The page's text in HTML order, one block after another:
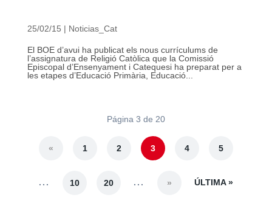
25/02/15 | Noticias_Cat
El BOE d’avui ha publicat els nous currículums de
l’assignatura de Religió Catòlica que la Comissió
Episcopal d’Ensenyament i Catequesi ha preparat per a
les etapes d’Educació Primària, Educació...
Página 3 de 20
« 1 2 3 4 5
... 10 20 ... » ÚLTIMA »